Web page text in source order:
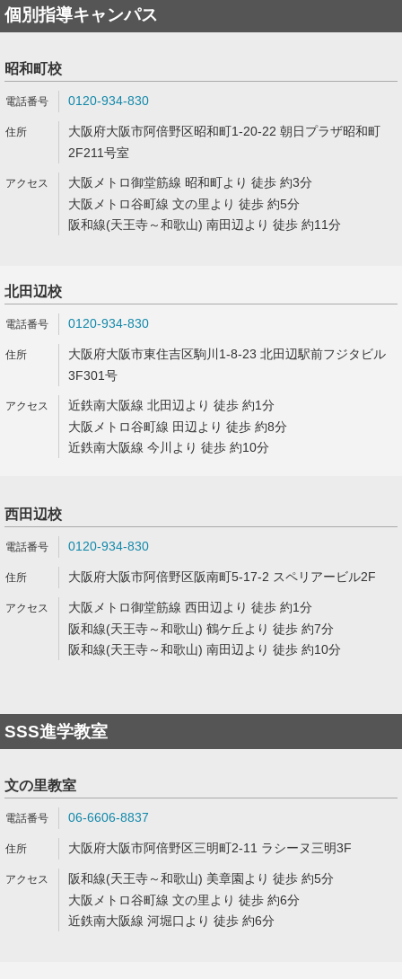
個別指導キャンパス
昭和町校
0120-934-830
大阪府大阪市阿倍野区昭和町1-20-22 朝日プラザ昭和町
2F211号室
大阪メトロ御堂筋線 昭和町より 徒歩 約3分
大阪メトロ谷町線 文の里より 徒歩 約5分
阪和線(天王寺～和歌山) 南田辺より 徒歩 約11分
北田辺校
0120-934-830
大阪府大阪市東住吉区駒川1-8-23 北田辺駅前フジタビル
3F301号
近鉄南大阪線 北田辺より 徒歩 約1分
大阪メトロ谷町線 田辺より 徒歩 約8分
近鉄南大阪線 今川より 徒歩 約10分
西田辺校
0120-934-830
大阪府大阪市阿倍野区阪南町5-17-2 スペリアービル2F
大阪メトロ御堂筋線 西田辺より 徒歩 約1分
阪和線(天王寺～和歌山) 鶴ケ丘より 徒歩 約7分
阪和線(天王寺～和歌山) 南田辺より 徒歩 約10分
SSS進学教室
文の里教室
06-6606-8837
大阪府大阪市阿倍野区三明町2-11 ラシーヌ三明3F
阪和線(天王寺～和歌山) 美章園より 徒歩 約5分
大阪メトロ谷町線 文の里より 徒歩 約6分
近鉄南大阪線 河堀口より 徒歩 約6分